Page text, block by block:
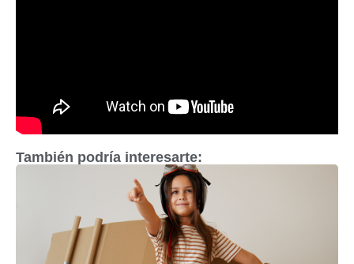
También podría interesarte: